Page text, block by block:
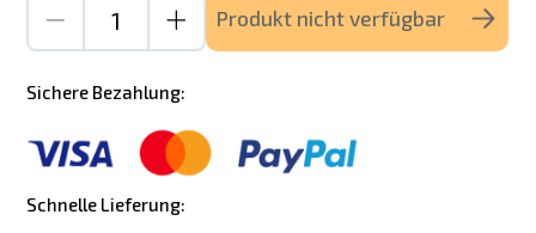
Produkt nicht verfügbar
Sichere Bezahlung:
Schnelle Lieferung: